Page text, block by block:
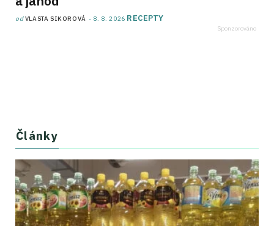
odVLASTA SIKOROVÁ 8. 8. 2026 RECEPTY
Články